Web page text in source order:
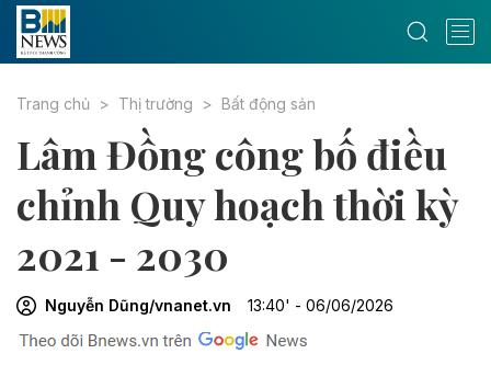
Trang chủ Thị trường Bất động sản
Lâm Đồng công bố điều
chỉnh Quy hoạch thời kỳ
2021 - 2030
Nguyễn Dũng/vnanet.vn 13:40' - 06/06/2026